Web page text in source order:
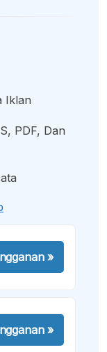
Iklan
PDF, Dan
»
»